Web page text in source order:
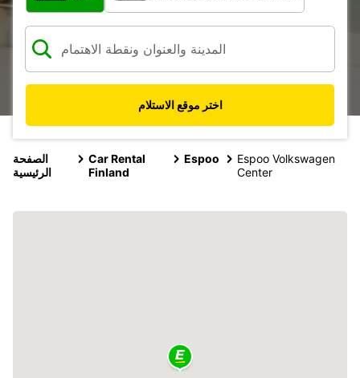
اختر موقع الاستلام
الصفحة
الرئيسية
Car Rental
Finland
Espoo
Espoo Volkswagen
Center